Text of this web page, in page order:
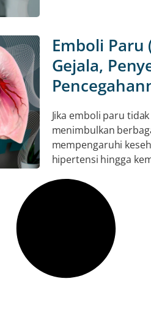
Emboli
Gejala,
Jika emboli paru
menimbulkan
mempengaruhi
hipertensi hingga